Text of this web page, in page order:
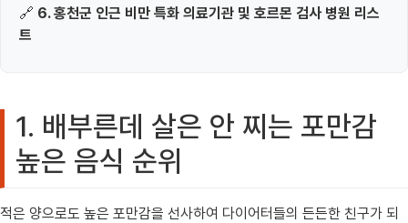
🔗 6. 홍천군 인근 비만 특화 의료기관 및 호르몬 검사 병원 리스
트
1. 배부른데 살은 안 찌는 포만감
높은 음식 순위
적은 양으로도 높은 포만감을 선사하여 다이어터들의 든든한 친구가 되